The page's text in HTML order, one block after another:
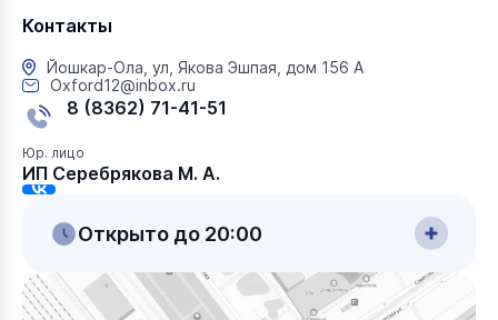
Контакты
Йошкар-Ола, ул, Якова Эшпая, дом 156 А
Oxford12@inbox.ru
8 (8362) 71-41-51
Юр. лицо
ИП Серебрякова М. А.
Открыто до 20:00